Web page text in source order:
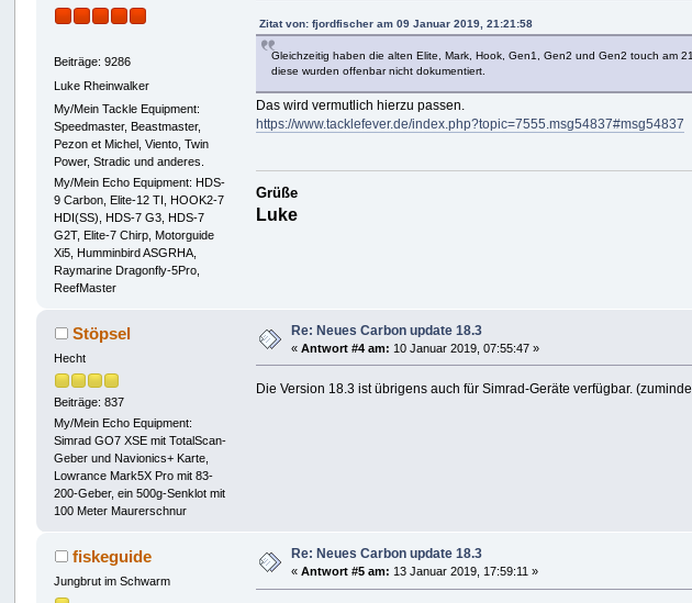
Beiträge: 9286
Luke Rheinwalker
My/Mein Tackle Equipment:
Speedmaster, Beastmaster,
Pezon et Michel, Viento, Twin
Power, Stradic und anderes.
My/Mein Echo Equipment: HDS-
9 Carbon, Elite-12 TI, HOOK2-7
HDI(SS), HDS-7 G3, HDS-7
G2T, Elite-7 Chirp, Motorguide
Xi5, Humminbird ASGRHA,
Raymarine Dragonfly-5Pro,
ReefMaster
Zitat von: fjordfischer am 09 Januar 2019, 21:21:58
Gleichzeitig haben die alten Elite, Mark, Hook, Gen1, Gen2 und Gen2 touch am
diese wurden offenbar nicht dokumentiert.
Das wird vermutlich hierzu passen.
https://www.tacklefever.de/index.php?topic=7555.msg54837#msg54837
Grüße
Luke
Stöpsel
Hecht
Beiträge: 837
My/Mein Echo Equipment:
Simrad GO7 XSE mit TotalScan-
Geber und Navionics+ Karte,
Lowrance Mark5X Pro mit 83-
200-Geber, ein 500g-Senklot mit
100 Meter Maurerschnur
Re: Neues Carbon update 18.3
«Antwort #4 am: 10 Januar 2019, 07:55:47 »
Die Version 18.3 ist übrigens auch für Simrad-Geräte verfügbar.
fiskeguide
Jungbrut im Schwarm
Re: Neues Carbon update 18.3
«Antwort #5 am: 13 Januar 2019, 17:59:11 »